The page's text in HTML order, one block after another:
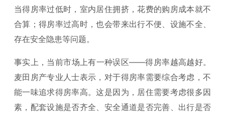
当得房率过低时，室内居住拥挤，花费的购房成本就不
合算；得房率过高时，也会带来出行不便、设施不全、
存在安全隐患等问题。
事实上，当前市场上有一种误区——得房率越高越好。
麦田房产专业人士表示，对于得房率需要综合考虑，不
能一味追求得房率高。这是因为，居住需要考虑很多因
素，配套设施是否齐全、安全通道是否完善、出行是否